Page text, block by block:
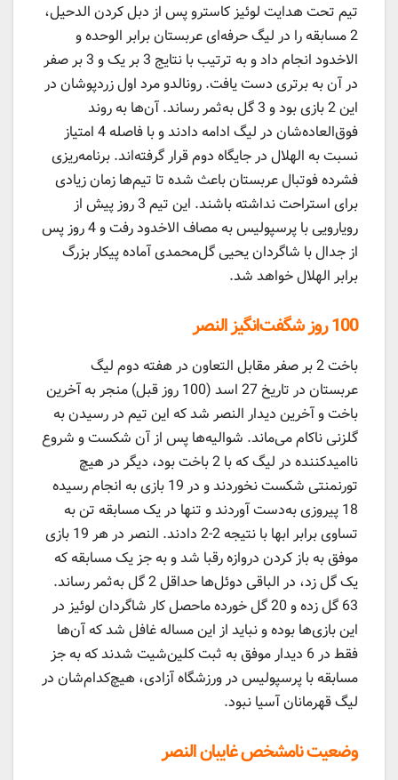
تیم تحت هدایت لوئیز کاسترو پس از دبل کردن الدحیل،
2 مسابقه را در لیگ حرفه‌ای عربستان برابر الوحده و
الاخدود انجام داد و به ترتیب با نتایج 3 بر یک و 3 بر صفر
در آن به برتری دست یافت. رونالدو مرد اول زردپوشان در
این 2 بازی بود و 3 گل به‌ثمر رساند. آن‌ها به روند
فوق‌العاده‌شان در لیگ ادامه دادند و با فاصله 4 امتیاز
نسبت به الهلال در جایگاه دوم قرار گرفته‌اند. برنامه‌ریزی
فشرده فوتبال عربستان باعث شده تا تیم‌ها زمان زیادی
برای استراحت نداشته باشند. این تیم 3 روز پیش از
رویارویی با پرسپولیس به مصاف الاخدود رفت و 4 روز پس
از جدال با شاگردان یحیی گل‌محمدی آماده پیکار بزرگ
برابر الهلال خواهد شد.
100 روز شگفت‌انگیز النصر
باخت 2 بر صفر مقابل التعاون در هفته دوم لیگ
عربستان در تاریخ 27 اسد (100 روز قبل) منجر به آخرین
باخت و آخرین دیدار النصر شد که این تیم در رسیدن به
گلزنی ناکام می‌ماند. شوالیه‌ها پس از آن شکست و شروع
ناامیدکننده در لیگ که با 2 باخت بود، دیگر در هیچ
تورنمنتی شکست نخوردند و در 19 بازی به انجام رسیده
18 پیروزی به‌دست آوردند و تنها در یک مسابقه تن به
تساوی برابر ابها با نتیجه 2-2 دادند. النصر در هر 19 بازی
موفق به باز کردن دروازه رقبا شد و به جز یک مسابقه که
یک گل زد، در الباقی دوئل‌ها حداقل 2 گل به‌ثمر رساند.
63 گل زده و 20 گل خورده ماحصل کار شاگردان لوئیز در
این بازی‌ها بوده و نباید از این مساله غافل شد که آن‌ها
فقط در 6 دیدار موفق به ثبت کلین‌شیت شدند که به جز
مسابقه با پرسپولیس در ورزشگاه آزادی، هیچ‌کدام‌شان در
لیگ قهرمانان آسیا نبود.
وضعیت نامشخص غایبان النصر